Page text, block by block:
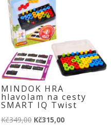
MINDOK HRA
hlavolam na cesty
SMART IQ Twist
Kč349,00 Původní
Kč315,00Aktuální